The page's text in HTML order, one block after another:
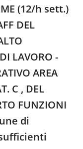
(12/h sett.)
DEL
LAVORO -
AREA
C , DEL
FUNZIONI
di